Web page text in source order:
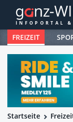
FREIZEIT
Startseite